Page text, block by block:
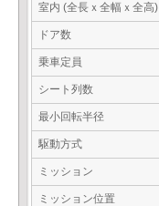
室内 (全長ｘ全幅ｘ全高)
ドア数
乗車定員
シート列数
最小回転半径
駆動方式
ミッション
ミッション位置